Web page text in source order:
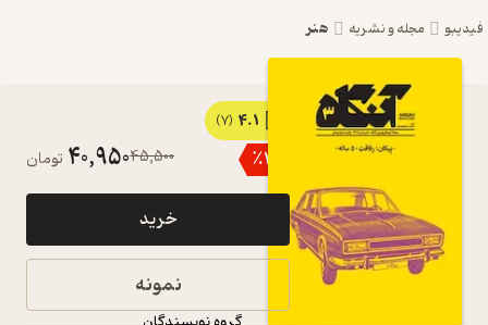
مجله و نشریه هنر
کتاب آنگاه
شماره 3 اثر
گروه
نویسندگان
4.1
(7)
45,500
40,950 تومان
خرید
نمونه